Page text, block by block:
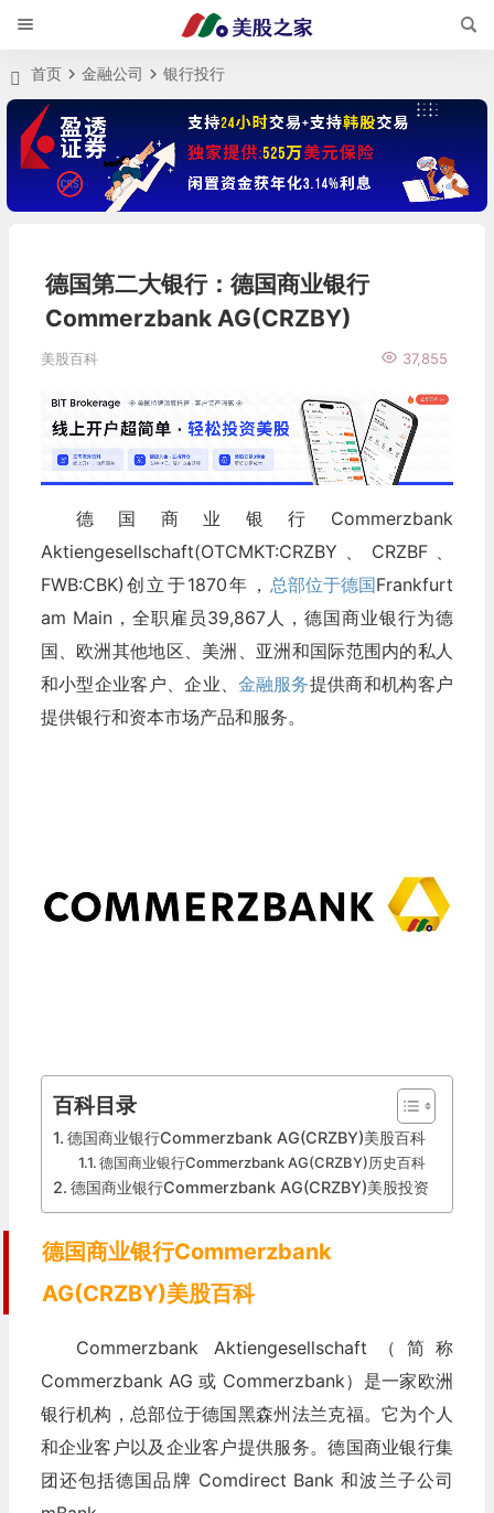
首页 金融公司 银行投行
德国第二大银行：德国商业银行
Commerzbank AG(CRZBY)
美股百科 37,855
德国商业银行Commerzbank
Aktiengesellschaft(OTCMKT:CRZBY、CRZBF、
FWB:CBK)创立于1870年， 总部位于德国Frankfurt
am Main，全职雇员39,867人，德国商业银行为德
国、欧洲其他地区、美洲、亚洲和国际范围内的私人
和小型企业客户、企业、金融服务提供商和机构客户
提供银行和资本市场产品和服务。
百科目录
德国商业银行Commerzbank AG(CRZBY)美股百科
德国商业银行Commerzbank AG(CRZBY)历史百科
德国商业银行Commerzbank AG(CRZBY)美股投资
德国商业银行Commerzbank
AG(CRZBY)美股百科
Commerzbank Aktiengesellschaft（简称
Commerzbank AG 或 Commerzbank）是一家欧洲
银行机构，总部位于德国黑森州法兰克福。它为个人
和企业客户以及企业客户提供服务。德国商业银行集
团还包括德国品牌 Comdirect Bank 和波兰子公司